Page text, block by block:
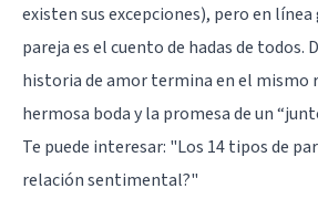
existen sus excepciones), pero en
pareja es el cuento de hadas de todos.
historia de amor termina en el mismo
hermosa boda y la promesa de un
Te puede interesar: "Los 14 tipos de
relación sentimental?"